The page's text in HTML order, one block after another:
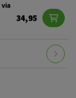
34,95